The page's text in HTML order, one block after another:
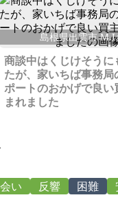
島根県出雲市 M.I
商談中はくじけそうに
たが、家いちば事務局
ポートのおかげで良い
まれました
い 反響 困難